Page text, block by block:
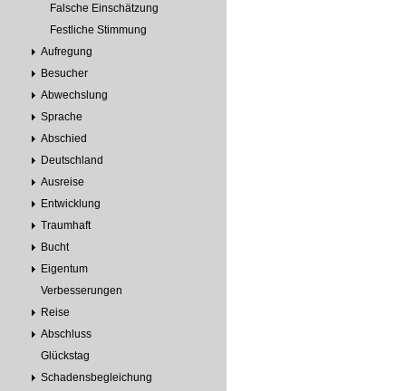
Falsche Einschätzung
Festliche Stimmung
Aufregung
Besucher
Abwechslung
Sprache
Abschied
Deutschland
Ausreise
Entwicklung
Traumhaft
Bucht
Eigentum
Verbesserungen
Reise
Abschluss
Glückstag
Schadensbegleichung